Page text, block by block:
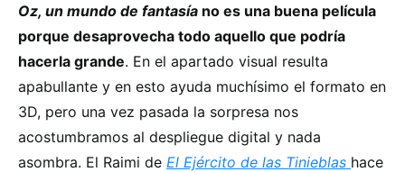
Oz, un mundo de fantasía no es una buena película
porque desaprovecha todo aquello que podría
hacerla grande. En el apartado visual resulta
apabullante y en esto ayuda muchísimo el formato en
3D, pero una vez pasada la sorpresa nos
acostumbramos al despliegue digital y nada
asombra. El Raimi de El Ejército de las Tinieblas hace